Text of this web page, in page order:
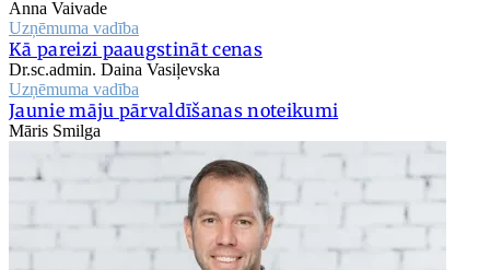
Anna Vaivade
Uzņēmuma vadība
Kā pareizi paaugstināt cenas
Dr.sc.admin. Daina Vasiļevska
Uzņēmuma vadība
Jaunie māju pārvaldīšanas noteikumi
Māris Smilga